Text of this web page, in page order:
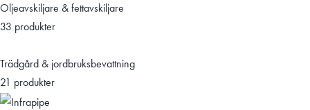
Oljeavskiljare & fettavskiljare
33 produkter
Trädgård & jordbruksbevattning
21 produkter